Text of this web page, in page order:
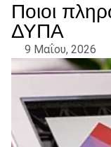
Ποιοι
ΔΥΠΑ
9 Μαΐου, 2026